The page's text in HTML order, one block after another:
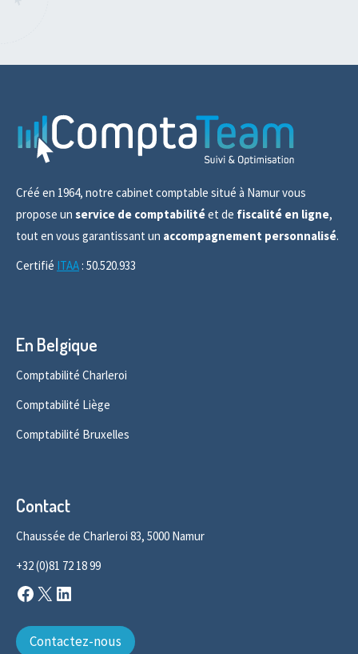
Créé en 1964, notre cabinet comptable situé à Namur vous
propose un service de comptabilitéet de fiscalité en ligne,
tout en vous garantissant un accompagnement personnalisé.
Certifié ITAA : 50.520.933
En Belgique
Comptabilité Charleroi
Comptabilité Liège
Comptabilité Bruxelles
Contact
Chaussée de Charleroi 83, 5000 Namur
+32 (0)81 72 18 99
Facebook
X
Contactez-nous